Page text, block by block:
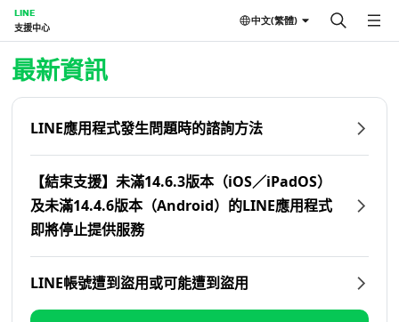
LINE
支援中心
中文(繁體)
首頁 | LINE支援中心
最新資訊
LINE應用程式發生問題時的諮詢方法
【結束支援】未滿14.6.3版本（iOS／iPadOS）
及未滿14.4.6版本（Android）的LINE應用程式
即將停止提供服務
LINE帳號遭到盜用或可能遭到盜用